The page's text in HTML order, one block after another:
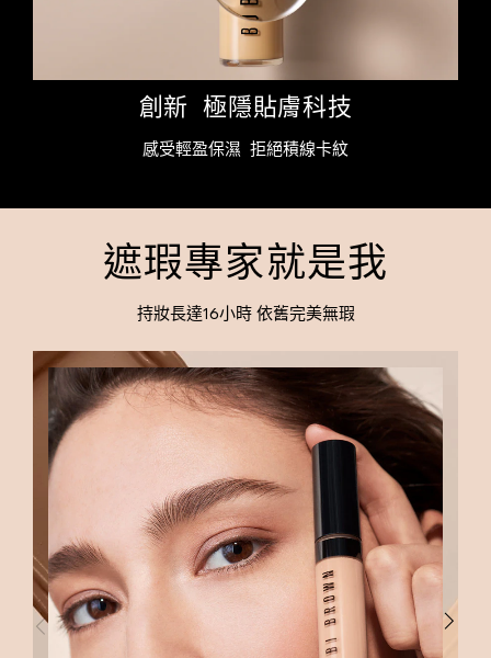
創新 極隱貼膚科技
感受輕盈保濕 拒絕積線卡紋
遮瑕專家就是我
持妝長達16小時 依舊完美無瑕